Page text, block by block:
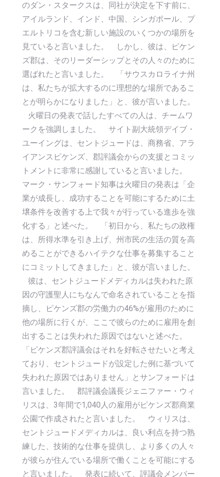
のダン・スタークスは、同社が決定を下す前に、
アイルランド、インド、中国、シンガポール、プ
エルトリコを含む新しい施設のいくつかの場所を
見ていると言いました。 しかし、彼は、ピケン
ズ郡は、そのリーダーシップとその人々のために
選ばれたと言いました。 「サウスカロライナ州
は、私たちが拡大するのに理想的な場所であるこ
とが明らかになりました」と、彼が言いました。
火曜日の発表で話したすべての人は、チームワ
ークを強調しました。 サイト副大統領デイブ・
ユーイングは、セントジュードは、商務省、アラ
イアンスピケンズ、郡評議会からの支援とコミッ
トメントに非常に感謝していると言いました。
マーク・サンフォード知事は火曜日の発表は「企
業が成長し、成功することを可能にするために土
壌条件を改善する上で我々が行っている進歩を強
化する」と述べた。 「初日から、私たちの政権
は、所得水準を引き上げ、州市民の生活の質を高
めることができるハイテクな仕事を募集すること
にコミットしてきました」と、彼が言いました。
彼は、セントジュードメディカルは失われた原
因の守護聖人にちなんで命名されていることを指
摘し、ピケンズ郡の労働力の46%が雇用のために
他の場所に行くが、ここで彼らのために雇用を創
出することは失われた原因ではないと述べた。
「ピケンズ郡評議会はそれを好転させたいと考え
ており、セントジュードが設定した例に基づいて
失われた原因ではありません」とサンフォードは
言いました。 郡評議会議長ジェニファー・ウィ
リスは、3年間で1,040人の雇用がピケンズ郡商業
公園で作成されたと言いました。 ウィリスは、
セントジュードメディカルは、良い利点を持つ熟
練した、技術的な仕事を提供し、より多くの人々
が彼らが住んでいる場所で働くことを可能にする
と言いました。 発表に続いて、評議会メンバー